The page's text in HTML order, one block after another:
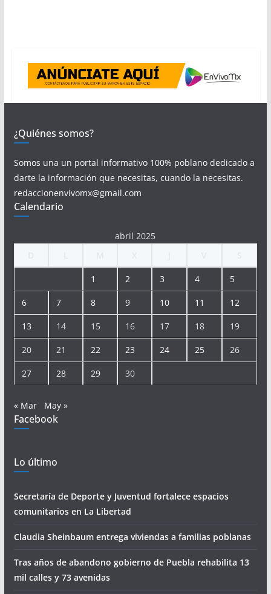
¿Quiénes somos?
Somos una un portal informativo 100% poblano dedicado a
darte la información que necesitas, cuando la necesitas.
redaccionenvivomx@gmail.com
Calendario
abril 2025
1 2 3 4 5
6 7 8 9 10 11 12
13 14 15 16 17 18 19
20 21 22 23 24 25 26
27 28 29 30
« Mar May »
Facebook
Lo último
Secretaría de Deporte y Juventud fortalece espacios
comunitarios en La Libertad
Claudia Sheinbaum entrega viviendas a familias poblanas
Tras años de abandono gobierno de Puebla rehabilita 13
mil calles y 73 avenidas